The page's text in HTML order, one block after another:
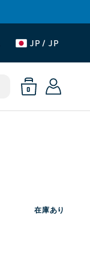
JP / JP
ー
0
の
ア
イ
ム
ロ
グ
イ
ン
在庫あり